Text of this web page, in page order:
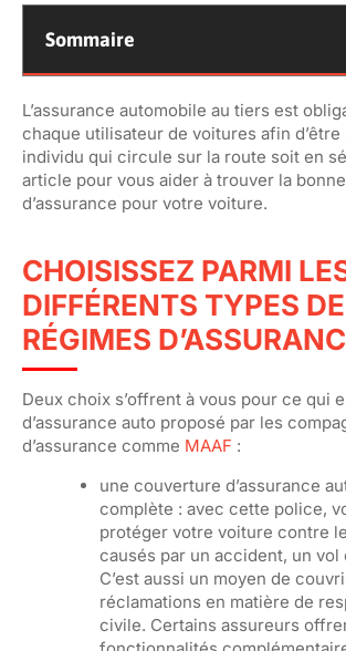
Sommaire
L’assurance automobile au tiers est
chaque utilisateur de voitures afin
individu qui circule sur la route soit en
article pour vous aider à trouver la
d’assurance pour votre voiture.
CHOISISSEZ PARMI
DIFFÉRENTS TYPES DE
RÉGIMES
Deux choix s’offrent à vous pour ce qui
d’assurance auto proposé par les
d’assurance comme MAAF :
une couverture d’assurance
complète : avec cette police,
protéger votre voiture contre
causés par un accident, un vol
C’est aussi un moyen de
réclamations en matière de
civile. Certains assureurs